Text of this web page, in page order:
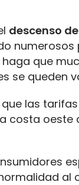
descenso
que
se queden
las
costa oeste
al